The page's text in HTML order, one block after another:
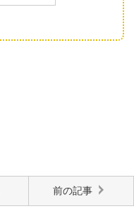
前の記事